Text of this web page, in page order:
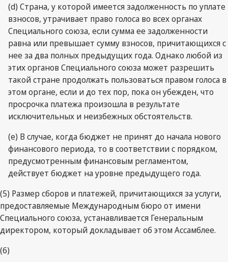
(d) Страна, у которой имеется задолженность по уплате
взносов, утрачивает право голоса во всех органах
Специального союза, если сумма ее задолженности
равна или превышает сумму взносов, причитающихся с
нее за два полных предыдущих года. Однако любой из
этих органов Специального союза может разрешить
такой стране продолжать пользоваться правом голоса в
этом органе, если и до тех пор, пока он убежден, что
просрочка платежа произошла в результате
исключительных и неизбежных обстоятельств.
(e) В случае, когда бюджет не принят до начала нового
финансового периода, то в соответствии с порядком,
предусмотренным финансовым регламентом,
действует бюджет на уровне предыдущего года.
(5) Размер сборов и платежей, причитающихся за услуги,
предоставляемые Международным бюро от имени
Специального союза, устанавливается Генеральным
директором, который докладывает об этом Ассамблее.
(6)